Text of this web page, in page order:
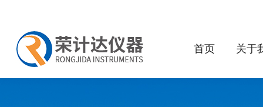
首页 关于